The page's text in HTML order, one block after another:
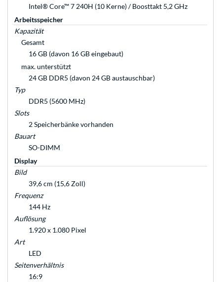
Intel® Core™ 7 240H (10 Kerne) / Boosttakt 5,2 GHz
Arbeitsspeicher
Kapazität
Gesamt
16 GB (davon 16 GB eingebaut)
max. unterstützt
24 GB DDR5 (davon 24 GB austauschbar)
Typ
DDR5 (5600 MHz)
Slots
2 Speicherbänke vorhanden
Bauart
SO-DIMM
Display
Bild
39,6 cm (15,6 Zoll)
Frequenz
144 Hz
Auflösung
1.920 x 1.080 Pixel
Art
LED
Seitenverhältnis
16:9